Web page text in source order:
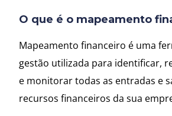
O que é o mapeamento
Mapeamento financeiro é uma
gestão utilizada para identificar,
e monitorar todas as entradas e
recursos financeiros da sua